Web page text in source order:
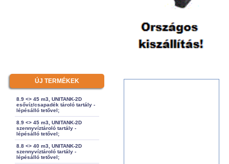
ÚJ TERMÉKEK
8.9 <> 45 m3, UNITANK-2D
esővíz/csapadék tároló tartály -
lépésálló tetővel;
8.9 <> 45 m3, UNITANK-2D
szennyvíztároló tartály -
lépésálló tetővel;
8.8 <> 40 m3, UNITANK-2D
szennyvíztároló tartály -
lépésálló tetővel;